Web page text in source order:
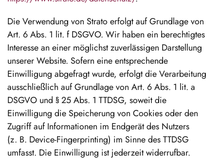
Die Verwendung von Strato erfolgt auf Grundlage von
Art. 6 Abs. 1 lit. f DSGVO. Wir haben ein berechtigtes
Interesse an einer möglichst zuverlässigen Darstellung
unserer Website. Sofern eine entsprechende
Einwilligung abgefragt wurde, erfolgt die Verarbeitung
ausschließlich auf Grundlage von Art. 6 Abs. 1 lit. a
DSGVO und § 25 Abs. 1 TTDSG, soweit die
Einwilligung die Speicherung von Cookies oder den
Zugriff auf Informationen im Endgerät des Nutzers
(z. B. Device-Fingerprinting) im Sinne des TTDSG
umfasst. Die Einwilligung ist jederzeit widerrufbar.